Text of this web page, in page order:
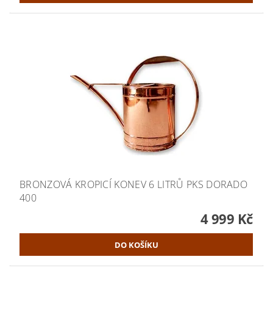
BRONZOVÁ KROPICÍ KONEV 6 LITRŮ PKS DORADO
400
4 999 Kč